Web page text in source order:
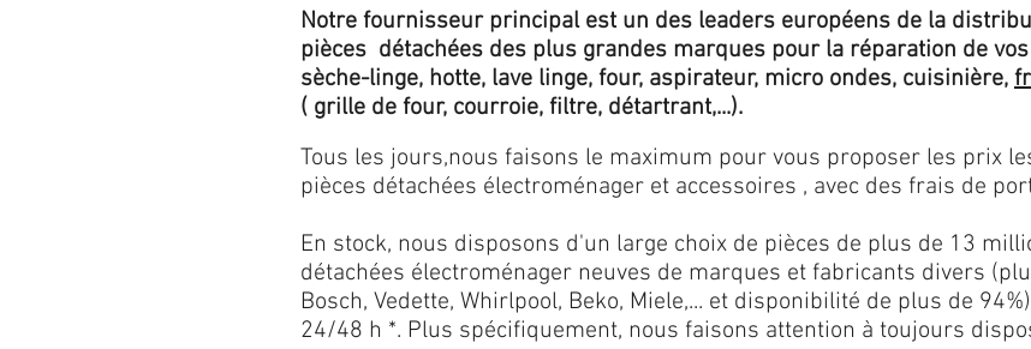
Notre fournisseur principal est un des leaders européens de la
pièces détachées des plus grandes marques pour la réparation de
sèche-linge, hotte, lave linge, four, aspirateur, micro ondes, cuisinière,
( grille de four, courroie, filtre, détartrant,...).
Tous les jours,nous faisons le maximum pour vous proposer les prix
pièces détachées électroménager et accessoires , avec des frais de
En stock, nous disposons d'un large choix de pièces de plus de 13
détachées électroménager neuves de marques et fabricants divers
Bosch, Vedette, Whirlpool, Beko, Miele,... et disponibilité de plus de
24/48 h *. Plus spécifiquement, nous faisons attention à toujours